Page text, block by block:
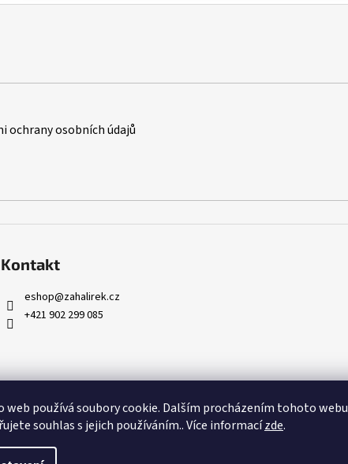
web používá soubory cookie. Dalším procházením tohoto webu
souhlas s jejich používáním.. Více informacízde.
ochrany osobních údajů
Kontakt
eshop@zahalirek.cz
+421 902 299 085
Upravit nastavení cookies